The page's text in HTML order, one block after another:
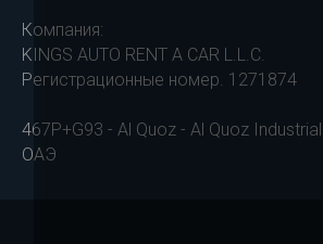
Компания:
KINGS AUTO RENT A CAR L.L.C.
Регистрационные номер. 1271874
467P+G93 - Al Quoz - Al Quoz
ОАЭ